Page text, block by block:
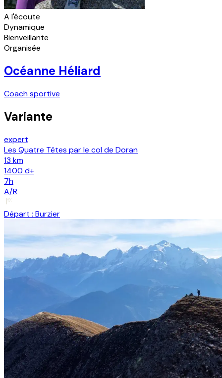
A l'écoute
Dynamique
Bienveillante
Organisée
Océanne Héliard
Coach sportive
Variante
expert
Les Quatre Têtes par le col de Doran
13 km
1400 d+
7h
A/R
Départ : Burzier